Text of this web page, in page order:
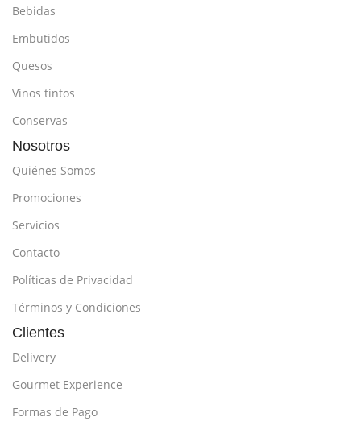
Bebidas
Embutidos
Quesos
Vinos tintos
Conservas
Nosotros
Quiénes Somos
Promociones
Servicios
Contacto
Políticas de Privacidad
Términos y Condiciones
Clientes
Delivery
Gourmet Experience
Formas de Pago